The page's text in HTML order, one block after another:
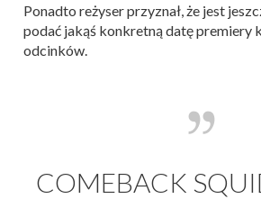
Ponadto reżyser przyznał, że jest
podać jakąś konkretną datę premiery
odcinków.
COMEBACK